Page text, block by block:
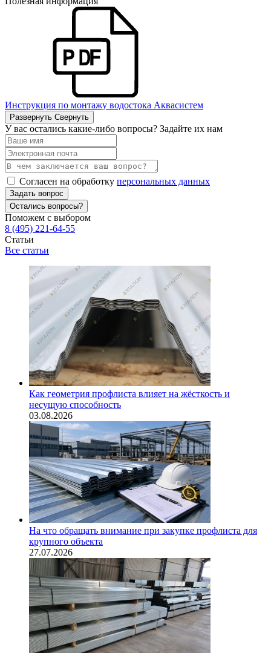
Инструкция по монтажу водостока Аквасистем
Развернуть Свернуть
У вас остались какие-либо вопросы? Задайте их нам
Согласен на обработку персональных данных
Задать вопрос
Остались вопросы?
Поможем с выбором
8 (495) 221-64-55
Статьи
Все статьи
Как геометрия профлиста влияет на жёсткость и
несущую способность
03.08.2026
На что обращать внимание при закупке профлиста для
крупного объекта
27.07.2026